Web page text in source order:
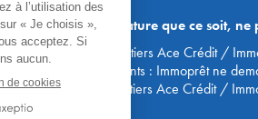
de quelque nature que ce soit,
par de faux courtiers Ace Crédit /
etc. Soyez vigilants : Immoprêt ne
agences. Les courtiers Ace Crédit /